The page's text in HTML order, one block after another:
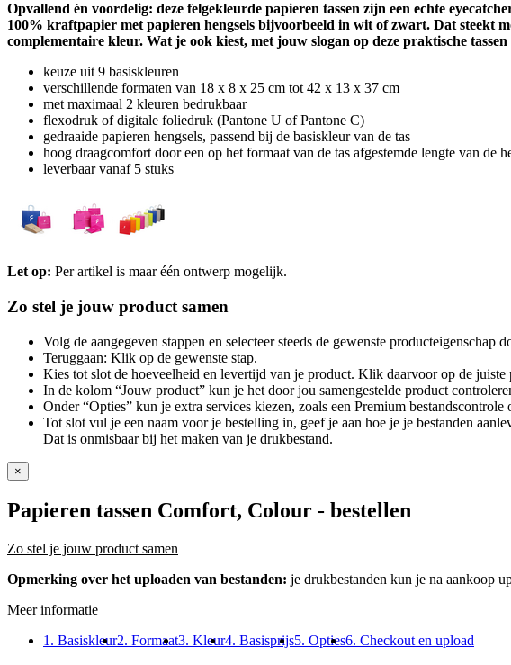
Opvallend én voordelig: deze felgekleurde papieren tassen zijn een echte
100% kraftpapier met papieren hengsels bijvoorbeeld in wit of zwart. Dat steekt
complementaire kleur. Wat je ook kiest, met jouw slogan op deze praktische
keuze uit 9 basiskleuren
verschillende formaten van 18 x 8 x 25 cm tot 42 x 13 x 37 cm
met maximaal 2 kleuren bedrukbaar
flexodruk of digitale foliedruk (Pantone U of Pantone C)
gedraaide papieren hengsels, passend bij de basiskleur van de tas
hoog draagcomfort door een op het formaat van de tas afgestemde lengte van de
leverbaar vanaf 5 stuks
Let op: Per artikel is maar één ontwerp mogelijk.
Zo stel je jouw product samen
Volg de aangegeven stappen en selecteer steeds de gewenste producteigenschap
Teruggaan: Klik op de gewenste stap.
Kies tot slot de hoeveelheid en levertijd van je product. Klik daarvoor op de
In de kolom “Jouw product” kun je het door jou samengestelde product
Onder “Opties” kun je extra services kiezen, zoals een Premium
Tot slot vul je een naam voor je bestelling in, geef je aan hoe je je bestanden
Dat is onmisbaar bij het maken van je drukbestand.
×
Papieren tassen Comfort, Colour - bestellen
Zo stel je jouw product samen
Opmerking over het uploaden van bestanden: je drukbestanden kun je na aankoop
Meer informatie
1. Basiskleur2. Formaat3. Kleur4. Basisprijs5. Opties6. Checkout en upload